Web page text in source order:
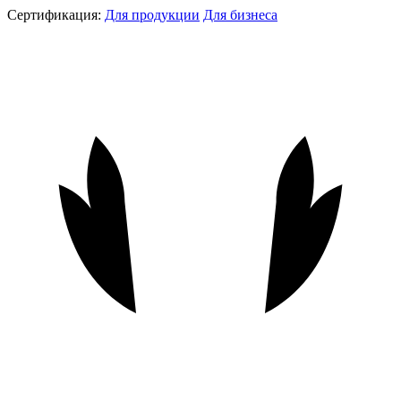
Сертификация: Для продукции Для бизнеса